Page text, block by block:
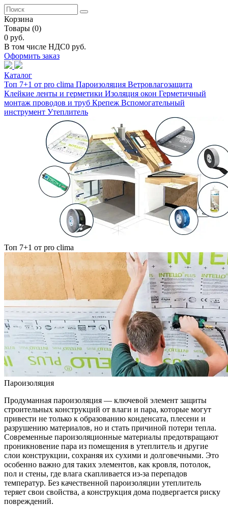
Корзина
Товары (0)
0 руб.
В том числе НДС0 руб.
Оформить заказ
Каталог
Топ 7+1 от pro clima Пароизоляция Ветровлагозащита
Клейкие ленты и герметики Изоляция окон Герметичный
монтаж проводов и труб Крепеж Вспомогательный
инструмент Утеплитель
Топ 7+1 от pro clima
Пароизоляция
Продуманная пароизоляция — ключевой элемент защиты
строительных конструкций от влаги и пара, которые могут
привести не только к образованию конденсата, плесени и
разрушению материалов, но и стать причиной потери тепла.
Современные пароизоляционные материалы предотвращают
проникновение пара из помещения в утеплитель и другие
слои конструкции, сохраняя их сухими и долговечными. Это
особенно важно для таких элементов, как кровля, потолок,
пол и стены, где влага скапливается из-за перепадов
температур. Без качественной пароизоляции утеплитель
теряет свои свойства, а конструкция дома подвергается риску
повреждений.